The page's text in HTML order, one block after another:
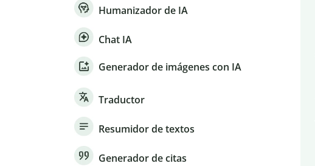
Humanizador de IA
Chat IA
Generador de imágenes con IA
Traductor
Resumidor de textos
Generador de citas